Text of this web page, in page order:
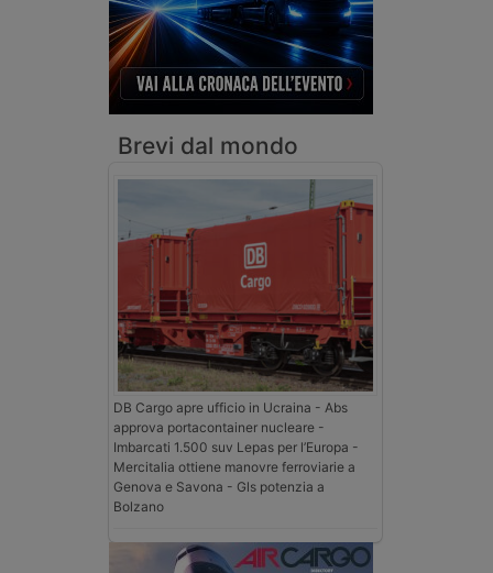
Brevi dal mondo
DB Cargo apre ufficio in Ucraina - Abs
approva portacontainer nucleare -
Imbarcati 1.500 suv Lepas per l’Europa -
Mercitalia ottiene manovre ferroviarie a
Genova e Savona - Gls potenzia a
Bolzano